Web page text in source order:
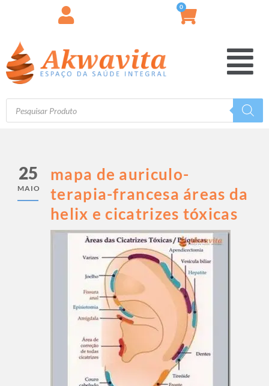
0
25
MAIO
mapa de auriculo-
terapia-francesa áreas da
helix e cicatrizes tóxicas